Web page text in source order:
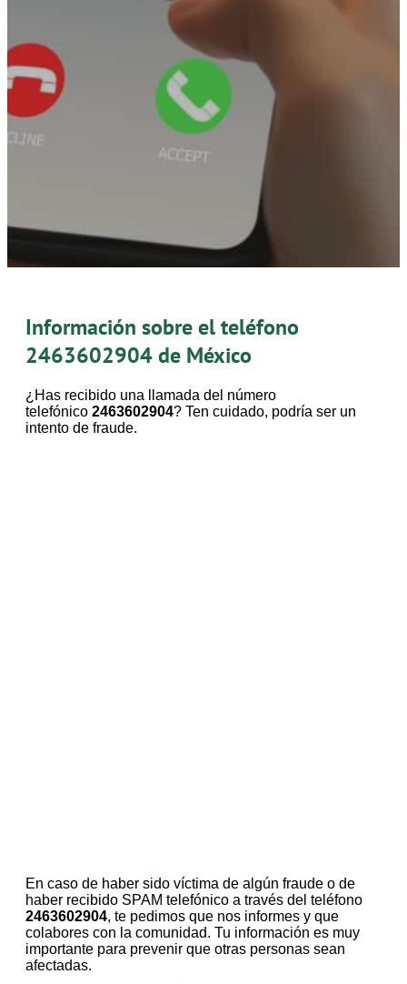
Información sobre el teléfono
2463602904de México
¿Has recibido una llamada del número
telefónico 2463602904? Ten cuidado, podría ser un
intento de fraude.
En caso de haber sido víctima de algún fraude o de
haber recibido SPAM telefónico a través del teléfono
2463602904, te pedimos que nos informes y que
colabores con la comunidad. Tu información es muy
importante para prevenir que otras personas sean
afectadas.